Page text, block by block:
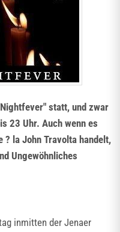
statt, und zwar
23 Uhr. Auch wenn es
la John Travolta handelt,
Ungewöhnliches
inmitten der Jenaer